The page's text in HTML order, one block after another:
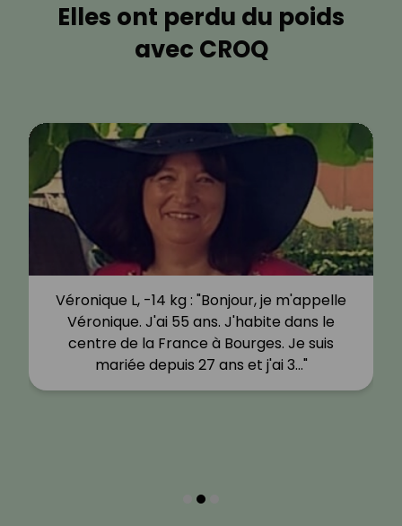
Elles ont perdu du poids
avec CROQ
Véronique L, -14 kg : "Bonjour, je m'appelle
Véronique. J'ai 55 ans. J'habite dans le
centre de la France à Bourges. Je suis
mariée depuis 27 ans et j'ai 3…"